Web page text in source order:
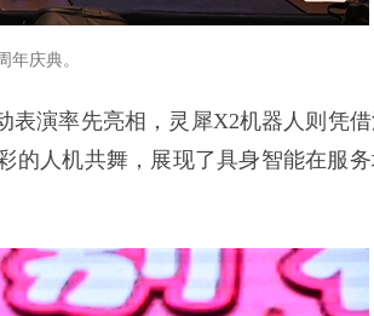
年庆典。
表演率先亮相，灵犀X2机器人则凭
的人机共舞，展现了具身智能在服